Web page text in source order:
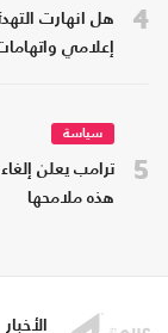
4
هل انهارت
إعلامي
5
سياسة
ترامب يعلن
هذه ملامحها
الأخبار